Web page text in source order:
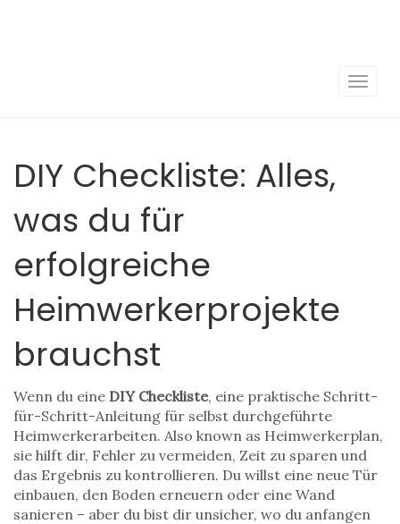
DIY Checkliste: Alles,
was du für
erfolgreiche
Heimwerkerprojekte
brauchst
Wenn du eine DIY Checkliste, eine praktische Schritt-
für-Schritt-Anleitung für selbst durchgeführte
Heimwerkerarbeiten. Also known as Heimwerkerplan,
sie hilft dir, Fehler zu vermeiden, Zeit zu sparen und
das Ergebnis zu kontrollieren. Du willst eine neue Tür
einbauen, den Boden erneuern oder eine Wand
sanieren – aber du bist dir unsicher, wo du anfangen